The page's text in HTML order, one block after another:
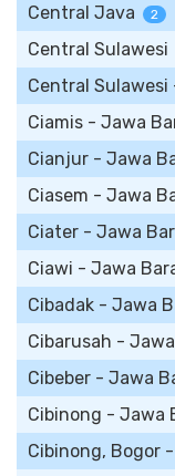
Central Java 2
Central Sulawesi
Central
Ciamis - Jawa
Cianjur - Jawa
Ciasem - Jawa
Ciater - Jawa
Ciawi - Jawa
Cibadak - Jawa
Cibarusah -
Cibeber - Jawa
Cibinong - Jawa
Cibinong, Bogor